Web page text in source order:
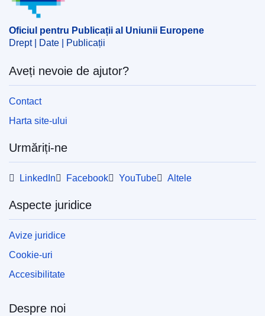
investiții
CELEX : 52023M10976
OJ : JOC_2023_020_R_0006
IMMC : PUB(2023)85/2491029
Oficiul pentru Publicații al Uniunii Europene
Drept | Date | Publicații
Aveți nevoie de ajutor?
Contact
Harta site-ului
Urmăriți-ne
LinkedIn Facebook YouTube Altele
Aspecte juridice
Avize juridice
Cookie-uri
Accesibilitate
Despre noi